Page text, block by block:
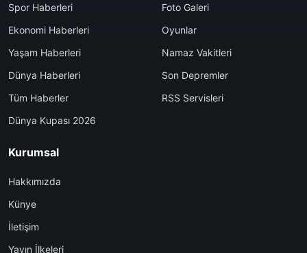
Spor Haberleri
Ekonomi Haberleri
Yaşam Haberleri
Dünya Haberleri
Tüm Haberler
Dünya Kupası 2026
Foto Galeri
Oyunlar
Namaz Vakitleri
Son Depremler
RSS Servisleri
Kurumsal
Hakkımızda
Künye
İletişim
Yayın İlkeleri